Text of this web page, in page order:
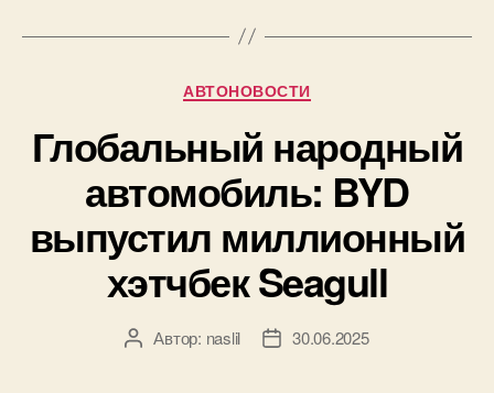
Рубрики
АВТОНОВОСТИ
Глобальный народный
автомобиль: BYD
выпустил миллионный
хэтчбек Seagull
АвторАвтор: naslil
Дата30.06.2025